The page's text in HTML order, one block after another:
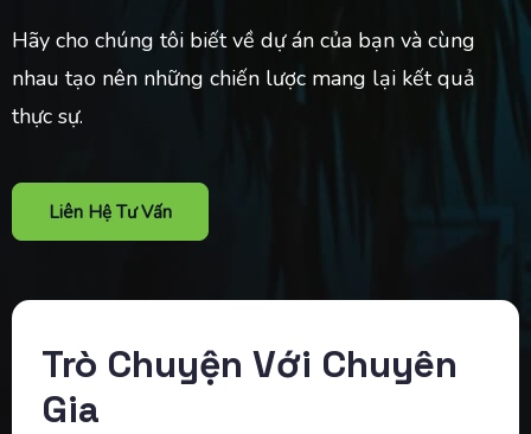
Hãy cho chúng tôi biết về dự án của bạn và cùng
nhau tạo nên những chiến lược mang lại kết quả
thực sự.
Liên Hệ Tư Vấn
Trò Chuyện Với Chuyên
Gia